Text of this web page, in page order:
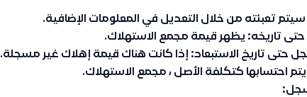
سيتم تعبئته من خلال التعديل في المعلومات الإضافية.
تاريخه: يظهر قيمة مجمع الاستهلاك.
حتى تاريخ الاستبعاد: إذا كانت هناك قيمة إهلاك غير مسجلة.
احتسابها كتكلفة الأصل ، مجمع الاستهلاك.